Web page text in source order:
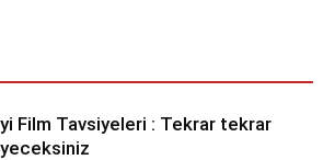
Film Tavsiyeleri : Tekrar tekrar